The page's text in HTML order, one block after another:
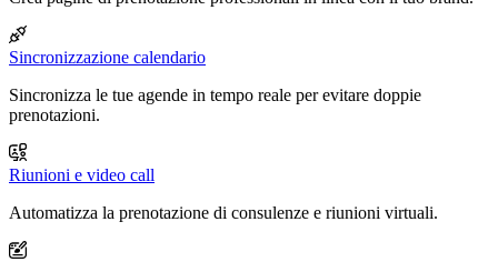
Sincronizzazione calendario
Sincronizza le tue agende in tempo reale per evitare doppie
prenotazioni.
Riunioni e video call
Automatizza la prenotazione di consulenze e riunioni virtuali.